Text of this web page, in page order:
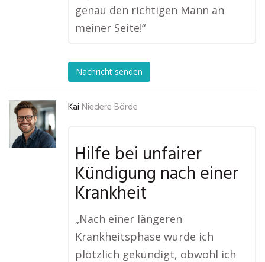
genau den richtigen Mann an
meiner Seite!“
Nachricht senden
Kai Niedere Börde
Hilfe bei unfairer
Kündigung nach einer
Krankheit
„Nach einer längeren
Krankheitsphase wurde ich
plötzlich gekündigt, obwohl ich